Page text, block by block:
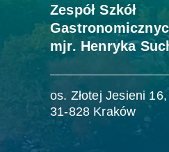
Zespół Szkół
mjr. Henryka
os. Złotej Jesieni 16,
31-828 Kraków